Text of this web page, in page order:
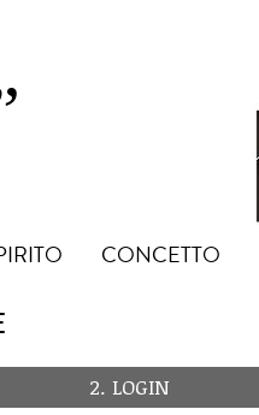
CONCETTO
2. LOGIN